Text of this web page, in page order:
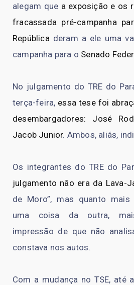
alegam que a exposição e os
fracassada pré-campanha
República deram a ele uma
campanha para o Senado
No julgamento do TRE do
terça-feira, essa tese foi
desembargadores: José
Jacob Junior. Ambos, aliás,
Os integrantes do TRE do
julgamento não era da Lava-
de Moro”, mas quanto
uma coisa da outra,
impressão de que não
constava nos autos.
Com a mudança no TSE, até